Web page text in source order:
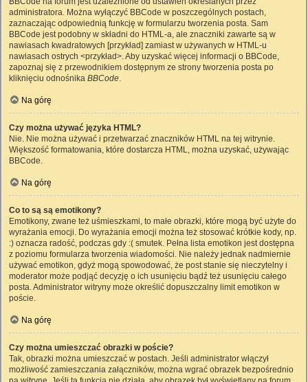
administratora. Można wyłączyć BBCode w poszczególnych postach,
zaznaczając odpowiednią funkcję w formularzu tworzenia posta. Sam
BBCode jest podobny w składni do HTML-a, ale znaczniki zawarte są w
nawiasach kwadratowych [przykład] zamiast w używanych w HTML-u
nawiasach ostrych <przykład>. Aby uzyskać więcej informacji o BBCode,
zapoznaj się z przewodnikiem dostępnym ze strony tworzenia posta po
kliknięciu odnośnika BBCode.
Na górę
Czy można używać języka HTML?
Nie. Nie można używać i przetwarzać znaczników HTML na tej witrynie.
Większość formatowania, które dostarcza HTML, można uzyskać, używając
BBCode.
Na górę
Co to są są emotikony?
Emotikony, zwane też uśmieszkami, to małe obrazki, które mogą być użyte do
wyrażania emocji. Do wyrażania emocji można też stosować krótkie kody, np.
:) oznacza radość, podczas gdy :( smutek. Pełna lista emotikon jest dostępna
z poziomu formularza tworzenia wiadomości. Nie należy jednak nadmiernie
używać emotikon, gdyż mogą spowodować, że post stanie się nieczytelny i
moderator może podjąć decyzję o ich usunięciu bądź też usunięciu całego
posta. Administrator witryny może określić dopuszczalny limit emotikon w
poście.
Na górę
Czy można umieszczać obrazki w poście?
Tak, obrazki można umieszczać w postach. Jeśli administrator włączył
możliwość zamieszczania załączników, można wgrać obrazek bezpośrednio